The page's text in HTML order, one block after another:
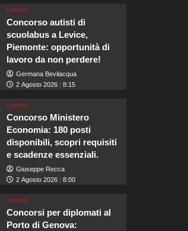
Lavoro
Concorso autisti di
scuolabus a Levice,
Piemonte: opportunità di
lavoro da non perdere!
Germana Bevilacqua
2 Agosto 2026 : 8:15
Lavoro
Concorso Ministero
Economia: 180 posti
disponibili, scopri requisiti
e scadenze essenziali.
Giuseppe Recca
2 Agosto 2026 : 8:00
Lavoro
Concorsi per diplomati al
Porto di Genova: